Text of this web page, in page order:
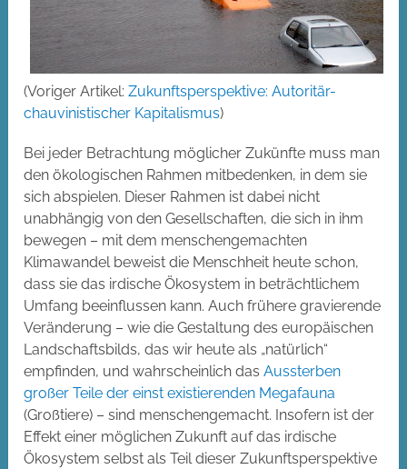
(Voriger Artikel:Zukunftsperspektive: Autoritär-
chauvinistischer Kapitalismus)
Bei jeder Betrachtung möglicher Zukünfte muss man
den ökologischen Rahmen mitbedenken, in dem sie
sich abspielen. Dieser Rahmen ist dabei nicht
unabhängig von den Gesellschaften, die sich in ihm
bewegen – mit dem menschengemachten
Klimawandel beweist die Menschheit heute schon,
dass sie das irdische Ökosystem in beträchtlichem
Umfang beeinflussen kann. Auch frühere gravierende
Veränderung – wie die Gestaltung des europäischen
Landschaftsbilds, das wir heute als „natürlich“
empfinden, und wahrscheinlich dasAussterben
großer Teile der einst existierenden Megafauna
(Großtiere) – sind menschengemacht. Insofern ist der
Effekt einer möglichen Zukunft auf das irdische
Ökosystem selbst als Teil dieser Zukunftsperspektive